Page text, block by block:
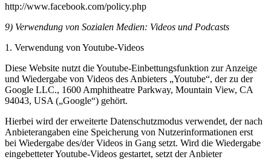
http://www.facebook.com/policy.php
9) Verwendung von Sozialen Medien: Videos und Podcasts
1. Verwendung von Youtube-Videos
Diese Website nutzt die Youtube-Einbettungsfunktion zur Anzeige
und Wiedergabe von Videos des Anbieters „Youtube“, der zu der
Google LLC., 1600 Amphitheatre Parkway, Mountain View, CA
94043, USA („Google“) gehört.
Hierbei wird der erweiterte Datenschutzmodus verwendet, der nach
Anbieterangaben eine Speicherung von Nutzerinformationen erst
bei Wiedergabe des/der Videos in Gang setzt. Wird die Wiedergabe
eingebetteter Youtube-Videos gestartet, setzt der Anbieter